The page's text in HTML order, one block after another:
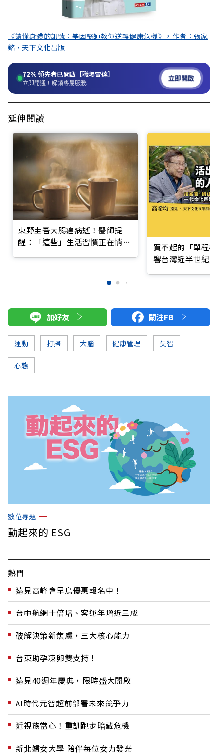
《讀懂身體的訊號：基因醫師教你逆轉健康危機》，作者：張家
銘，天下文化出版
72%領先者已開啟【職場雷達】
立即開通！解鎖專屬服務 立即開啟
延伸閱讀
東野圭吾大腸癌病逝！醫師提
醒：「這些」生活習慣正在悄悄
買不起的「單程
響台灣近半世紀
加好友 關注FB
運動 打掃 大腦 健康管理 失智
心態
數位專題
動起來的 ESG
熱門
遠見高峰會早鳥優惠報名中！
台中航網十倍增、客運年增近三成
破解決策新焦慮，三大核心能力
台東助孕凍卵雙支持！
遠見40週年慶典，限時盛大開啟
AI時代元智超前部署未來競爭力
近視族當心！重訓跑步暗藏危機
新北婦女大學 陪伴每位女力發光